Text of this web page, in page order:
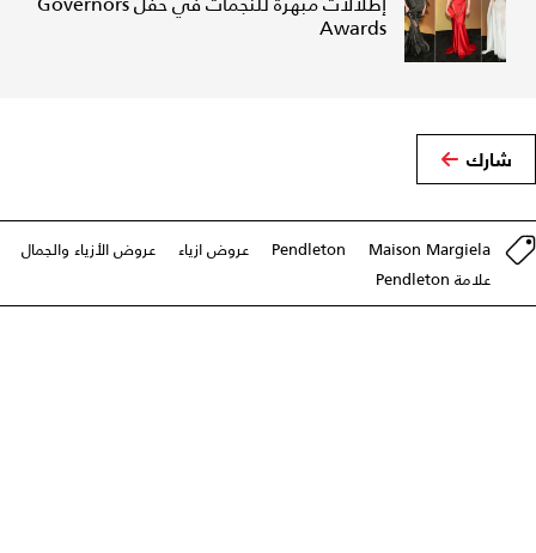
Awards
شارك
Maison Margiela
Pendleton عروض ازياء
عروض الأزياء والجمال
علامة Pendleton